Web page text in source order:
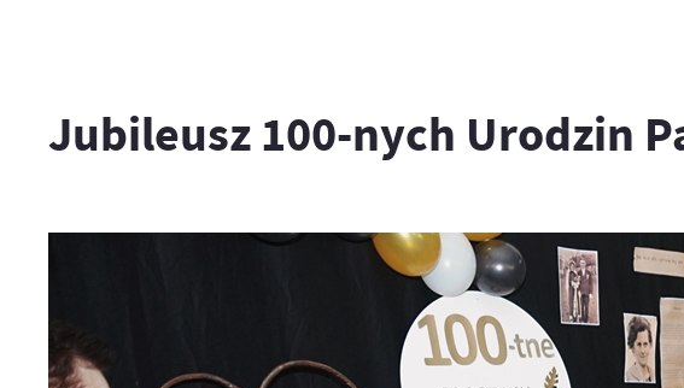
Jubileusz 100-nych Urodzin